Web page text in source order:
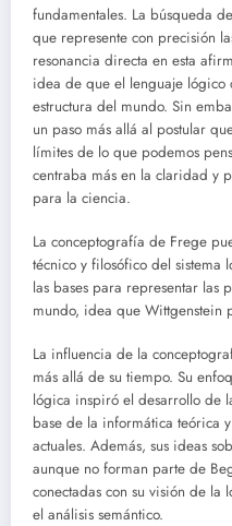
fundamentales. La búsqueda
que represente con precisión
resonancia directa en esta
idea de que el lenguaje
estructura del mundo. Sin
un paso más allá al postular
límites de lo que podemos
centraba más en la claridad y
para la ciencia.
La conceptografía de Frege
técnico y filosófico del sistema
las bases para representar las
mundo, idea que Wittgenstein
La influencia de la
más allá de su tiempo. Su
lógica inspiró el desarrollo de
base de la informática teórica
actuales. Además, sus ideas
aunque no forman parte de
conectadas con su visión de
el análisis semántico.